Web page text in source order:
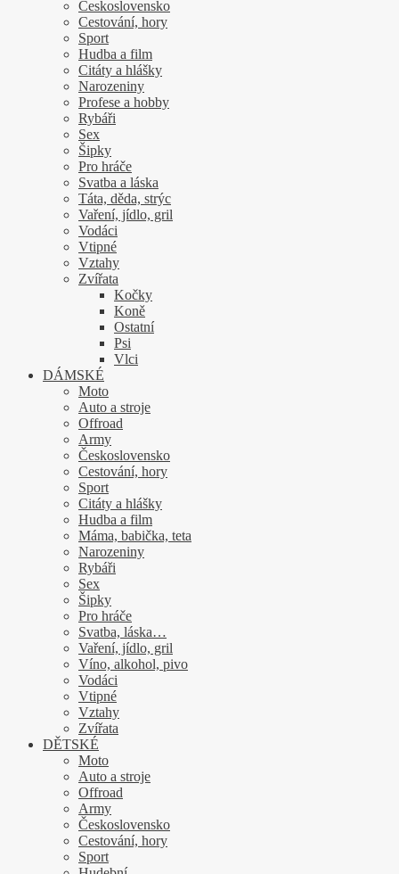
Československo
Cestování, hory
Sport
Hudba a film
Citáty a hlášky
Narozeniny
Profese a hobby
Rybáři
Sex
Šipky
Pro hráče
Svatba a láska
Táta, děda, strýc
Vaření, jídlo, gril
Vodáci
Vtipné
Vztahy
Zvířata
Kočky
Koně
Ostatní
Psi
Vlci
DÁMSKÉ
Moto
Auto a stroje
Offroad
Army
Československo
Cestování, hory
Sport
Citáty a hlášky
Hudba a film
Máma, babička, teta
Narozeniny
Rybáři
Sex
Šipky
Pro hráče
Svatba, láska…
Vaření, jídlo, gril
Víno, alkohol, pivo
Vodáci
Vtipné
Vztahy
Zvířata
DĚTSKÉ
Moto
Auto a stroje
Offroad
Army
Československo
Cestování, hory
Sport